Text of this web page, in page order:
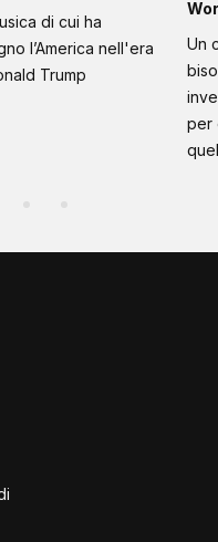
di cui ha
l’America nell'era
Trump
Un
per